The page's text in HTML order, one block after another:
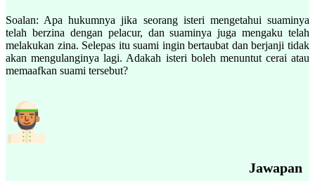
Soalan: Apa hukumnya jika seorang isteri mengetahui suaminya
telah berzina dengan pelacur, dan suaminya juga mengaku telah
melakukan zina. Selepas itu suami ingin bertaubat dan berjanji tidak
akan mengulanginya lagi. Adakah isteri boleh menuntut cerai atau
memaafkan suami tersebut?
Jawapan